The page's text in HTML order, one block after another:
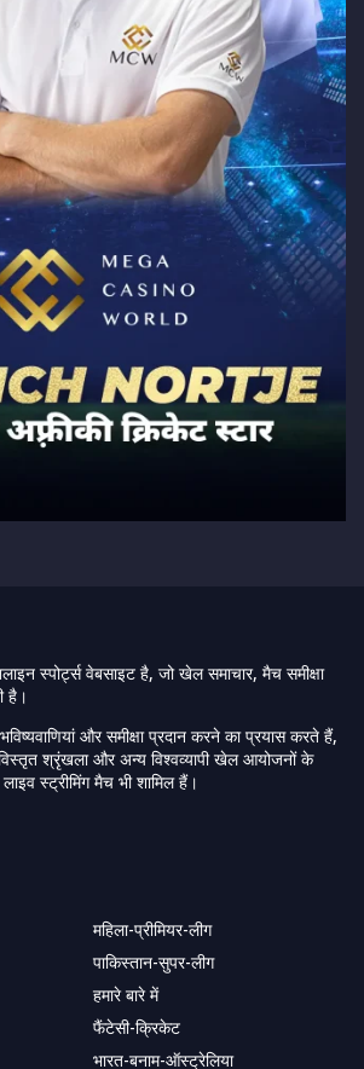
स्पोर्ट्स वेबसाइट है, जो खेल समाचार, मैच समीक्षा
है।
और समीक्षा प्रदान करने का प्रयास करते हैं,
श्रृंखला और अन्य विश्वव्यापी खेल आयोजनों के
स्ट्रीमिंग मैच भी शामिल हैं।
महिला-प्रीमियर-लीग
पाकिस्तान-सुपर-लीग
हमारे बारे में
फैंटेसी-क्रिकेट
भारत-बनाम-ऑस्ट्रेलिया